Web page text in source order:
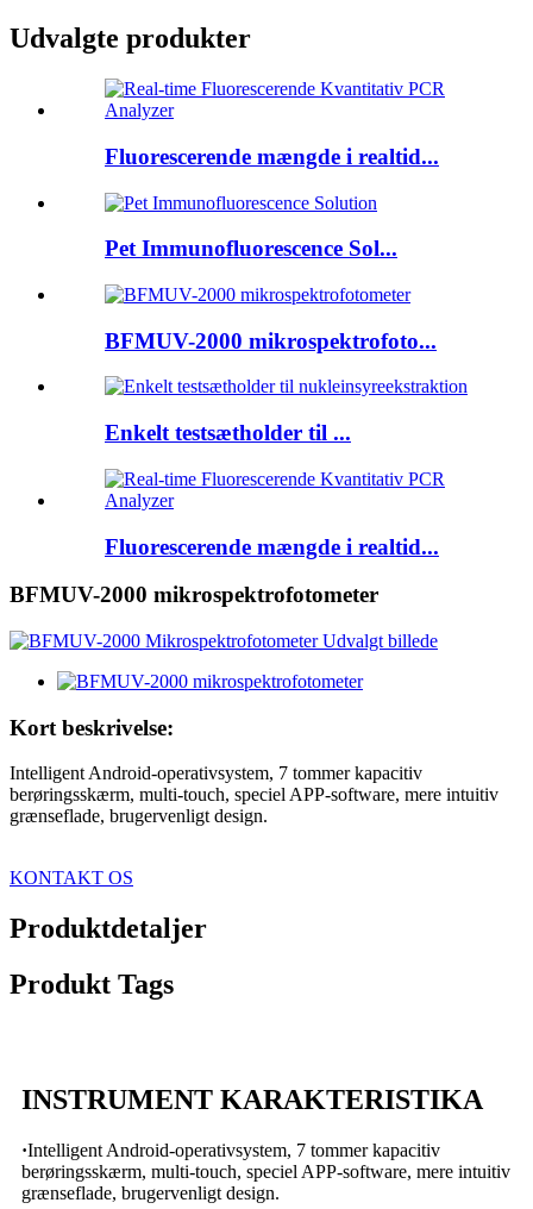
Udvalgte produkter
Fluorescerende mængde i realtid...
Pet Immunofluorescence Sol...
BFMUV-2000 mikrospektrofoto...
Enkelt testsætholder til ...
Fluorescerende mængde i realtid...
BFMUV-2000 mikrospektrofotometer
Kort beskrivelse:
Intelligent Android-operativsystem, 7 tommer kapacitiv
berøringsskærm, multi-touch, speciel APP-software, mere intuitiv
grænseflade, brugervenligt design.
KONTAKT OS
Produktdetaljer
Produkt Tags
INSTRUMENT KARAKTERISTIKA
·Intelligent Android-operativsystem, 7 tommer kapacitiv
berøringsskærm, multi-touch, speciel APP-software, mere intuitiv
grænseflade, brugervenligt design.